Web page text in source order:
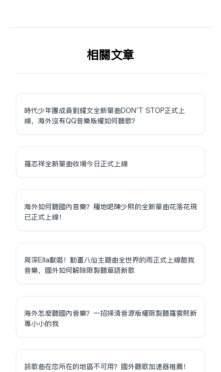
相关文章
時代少年團成員劉耀文全新單曲DON'T STOP正式上
線，海外沒有QQ音樂版權如何聽歌？
羅志祥全新單曲收場今日正式上線
海外如何聽國內音樂？種地吧陳少熙的全新單曲花落花現
已正式上線！
周深Ella獻唱！動畫八仙主題曲全世界的雨正式上線酷我
音樂，國外如何解除限制聽華語新歌
海外怎麼聽國內音樂？一招掃清音源版權限制聽羅雲熙新
專小小的我
該歌曲在您所在的地區不可用？國外聽歌加速器推薦！